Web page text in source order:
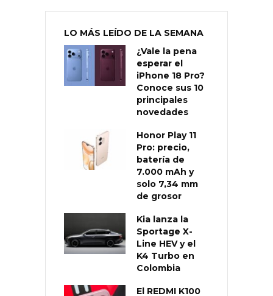
LO MÁS LEÍDO DE LA SEMANA
¿Vale la pena
esperar el
iPhone 18 Pro?
Conoce sus 10
principales
novedades
Honor Play 11
Pro: precio,
batería de
7.000 mAh y
solo 7,34 mm
de grosor
Kia lanza la
Sportage X-
Line HEV y el
K4 Turbo en
Colombia
El REDMI K100